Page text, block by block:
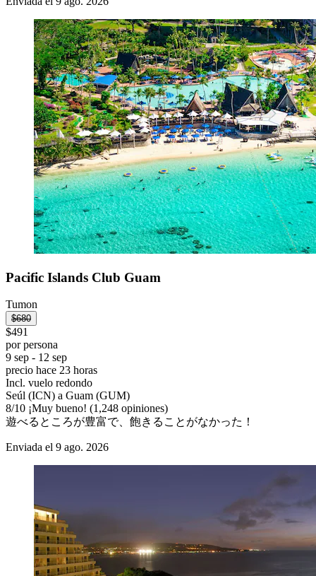
Pacific Islands Club Guam
Tumon
$680
$491
por persona
9 sep - 12 sep
precio hace 23 horas
Incl. vuelo redondo
Seúl (ICN) a Guam (GUM)
8/10 ¡Muy bueno! (1,248 opiniones)
遊べるところが豊富で、飽きることがなかった！
Enviada el 9 ago. 2026